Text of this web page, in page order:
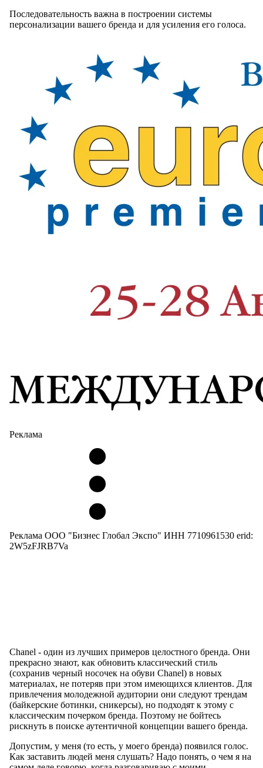
Последовательность важна в построении системы
персонализации вашего бренда и для усиления его голоса.
Реклама
Реклама ООО "Бизнес Глобал Экспо" ИНН 7710961530 erid:
2W5zFJRB7Va
Chanel - один из лучших примеров целостного бренда. Они
прекрасно знают, как обновить классический стиль
(сохранив черный носочек на обуви Chanel) в новых
материалах, не потеряв при этом имеющихся клиентов. Для
привлечения молодежной аудитории они следуют трендам
(байкерские ботинки, сникерсы), но подходят к этому с
классическим почерком бренда. Поэтому не бойтесь
рискнуть в поиске аутентичной концепции вашего бренда.
Допустим, у меня (то есть, у моего бренда) появился голос.
Как заставить людей меня слушать? Надо понять, о чем я на